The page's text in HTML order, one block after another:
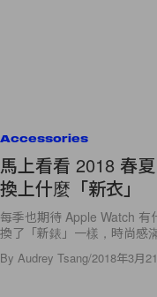
Accessories
馬上看看 2018 春
換上什麼「新衣」
每季也期待 Apple Watch
換了「新錶」一樣，時尚感
By Audrey Tsang/2018年3月